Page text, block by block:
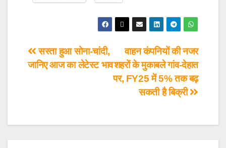
वाहन कंपनियों की नजर
शहरों के मुकाबले गांव-देहात
पर, FY25 में 5% तक बढ़
सकती है बिक्री
सस्ता हुआ सोना-चांदी,
जानिए आज का लेटेस्ट भाव